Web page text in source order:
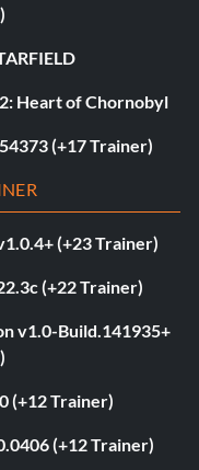
Heart of Chornobyl
(+17 Trainer)
(+23 Trainer)
(+22 Trainer)
v1.0-Build.141935+
(+12 Trainer)
(+12 Trainer)